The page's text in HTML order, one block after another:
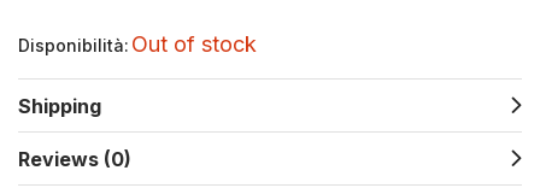
Disponibilità: Out of stock
Shipping
Reviews (0)